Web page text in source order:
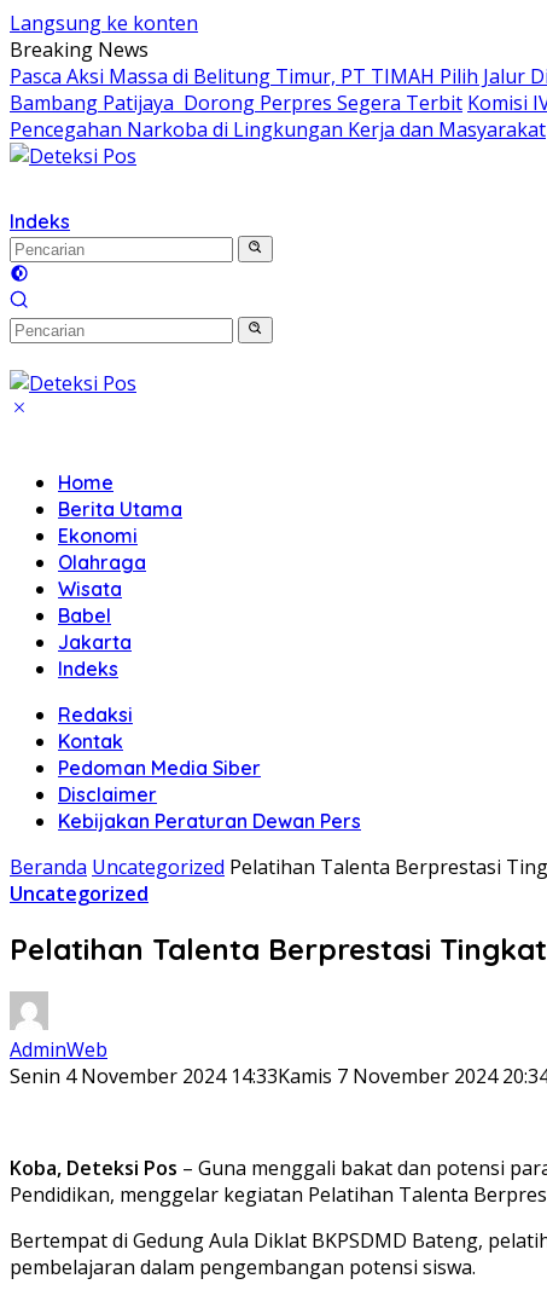
Langsung ke konten
Breaking News
Pasca Aksi Massa di Belitung Timur, PT TIMAH Pilih Jalur
Bambang Patijaya Dorong Perpres Segera Terbit Komisi
Pencegahan Narkoba di Lingkungan Kerja dan Masyarakat
Indeks
Home
Berita Utama
Ekonomi
Olahraga
Wisata
Babel
Jakarta
Indeks
Redaksi
Kontak
Pedoman Media Siber
Disclaimer
Kebijakan Peraturan Dewan Pers
Beranda Uncategorized Pelatihan Talenta Berprestasi
Uncategorized
Pelatihan Talenta Berprestasi
AdminWeb
Senin 4 November 2024 14:33Kamis 7 November 2024
Koba, Deteksi Pos – Guna menggali bakat dan potensi
Pendidikan, menggelar kegiatan Pelatihan Talenta
Bertempat di Gedung Aula Diklat BKPSDMD Bateng,
pembelajaran dalam pengembangan potensi siswa.